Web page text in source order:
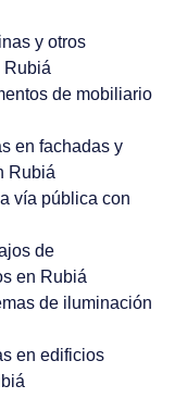
y otros
Rubiá
de mobiliario
en fachadas y
Rubiá
vía pública con
de
en Rubiá
de iluminación
en edificios